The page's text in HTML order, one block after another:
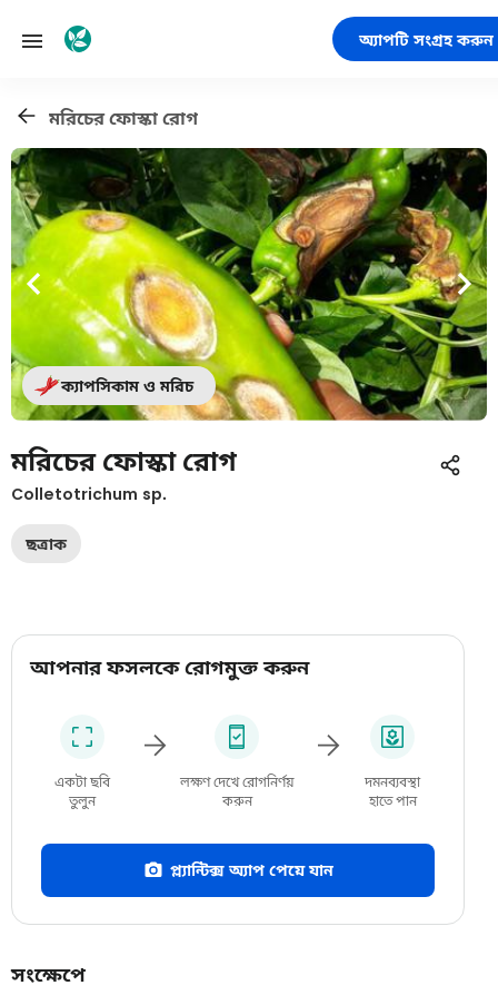
অ্যাপটি সংগ্রহ করুন
মরিচের ফোস্কা রোগ
ক্যাপসিকাম ও মরিচ
মরিচের ফোস্কা রোগ
Colletotrichum sp.
ছত্রাক
আপনার ফসলকে রোগমুক্ত করুন
একটা ছবি
তুলুন
লক্ষণ দেখে রোগনির্ণয়
করুন
দমনব্যবস্থা
হাতে পান
প্ল্যান্টিক্স অ্যাপ পেয়ে যান
সংক্ষেপে